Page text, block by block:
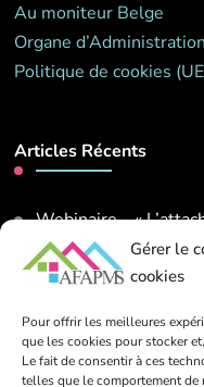
Gérer le
cookies
Pour offrir les meilleures
que les cookies pour stocker
Le fait de consentir à ces
telles que le comportement de
Au moniteur Belge
Organe d’Administration
Politique de cookies
Articles Récents
Webinaire – «
l’accompagnement
16h00
13 mars 2026
Contact